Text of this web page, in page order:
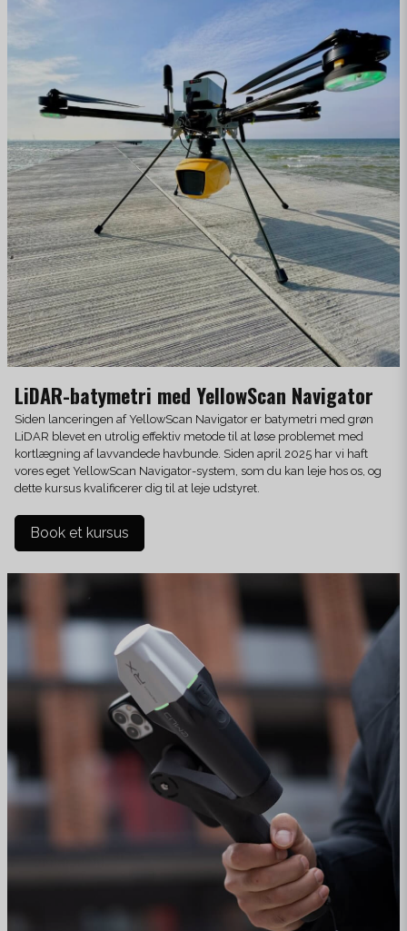
LiDAR-batymetri med YellowScan Navigator
Siden lanceringen af YellowScan Navigator er batymetri med grøn
LiDAR blevet en utrolig effektiv metode til at løse problemet med
kortlægning af lavvandede havbunde. Siden april 2025 har vi haft
vores eget YellowScan Navigator-system, som du kan leje hos os, og
dette kursus kvalificerer dig til at leje udstyret.
Book et kursus